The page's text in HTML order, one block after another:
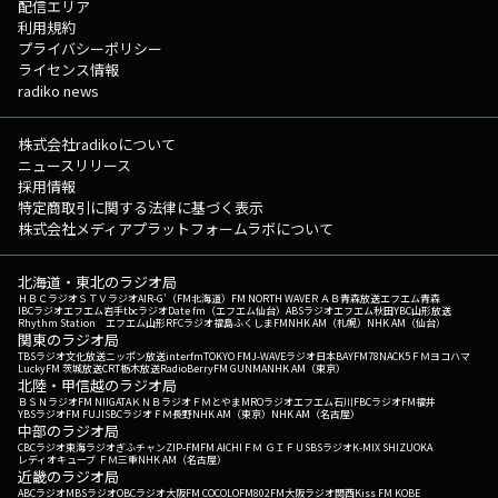
配信エリア
利用規約
プライバシーポリシー
ライセンス情報
radiko news
株式会社radikoについて
ニュースリリース
採用情報
特定商取引に関する法律に基づく表示
株式会社メディアプラットフォームラボについて
北海道・東北のラジオ局
ＨＢＣラジオＳＴＶラジオAIR-G'（FM北海道） FM NORTH WAVEＲＡＢ青森放送エフエム青森
IBCラジオエフエム岩手tbcラジオDate fm（エフエム仙台） ABSラジオエフエム秋田YBC山形放送
Rhythm Station エフエム山形RFCラジオ福島ふくしまFMNHK AM（札幌） NHK AM（仙台）
関東のラジオ局
TBSラジオ文化放送ニッポン放送interfmTOKYO FMJ-WAVEラジオ日本BAYFM78NACK5 ＦＭヨコハマ
LuckyFM 茨城放送CRT栃木放送RadioBerryFM GUNMANHK AM（東京）
北陸・甲信越のラジオ局
ＢＳＮラジオFM NIIGATAＫＮＢラジオ ＦＭとやまMROラジオエフエム石川FBCラジオFM福井
YBSラジオFM FUJISBCラジオ ＦＭ長野NHK AM（東京） NHK AM（名古屋）
中部のラジオ局
CBCラジオ東海ラジオぎふチャンZIP-FMFM AICHI ＦＭ ＧＩＦＵ SBSラジオK-MIX SHIZUOKA
レディオキューブ ＦＭ三重NHK AM（名古屋）
近畿のラジオ局
ABCラジオMBSラジオOBCラジオ大阪FM COCOLOFM802FM大阪ラジオ関西Kiss FM KOBE